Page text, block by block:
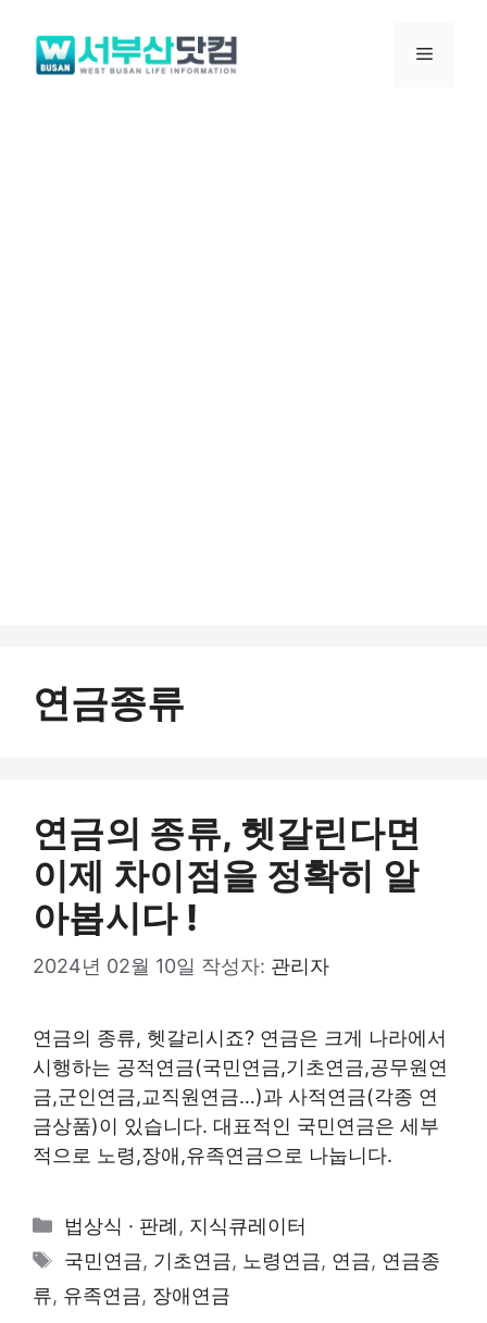
메
연금종류
연금의 종류, 헷갈린다면
이제 차이점을 정확히 알
아봅시다 !
2024년 02월 10일 작성자: 관리자
연금의 종류, 헷갈리시죠? 연금은 크게 나라에서
시행하는 공적연금(국민연금,기초연금,공무원연
금,군인연금,교직원연금…)과 사적연금(각종 연
금상품)이 있습니다. 대표적인 국민연금은 세부
적으로 노령,장애,유족연금으로 나눕니다.
카
테
리
법상식 · 판례, 지식큐레이터
태
그
국민연금, 기초연금, 노령연금, 연금, 연금종
류, 유족연금, 장애연금